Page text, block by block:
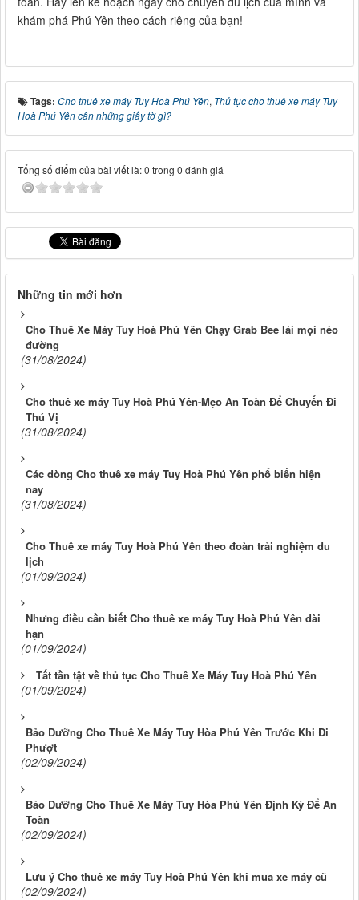
khám phá Phú Yên theo cách riêng của bạn!
Tags: Cho thuê xe máy Tuy Hoà Phú Yên, Thủ tục cho thuê xe máy Tuy
Hoà Phú Yên cần những giấy tờ gì?
Tổng số điểm của bài viết là: 0 trong 0 đánh giá
Những tin mới hơn
Cho Thuê Xe Máy Tuy Hoà Phú Yên Chạy Grab Bee lái mọi nẻo
đường
(31/08/2024)
Cho thuê xe máy Tuy Hoà Phú Yên-Mẹo An Toàn Để Chuyến Đi
Thú Vị
(31/08/2024)
Các dòng Cho thuê xe máy Tuy Hoà Phú Yên phổ biến hiện
nay
(31/08/2024)
Cho Thuê xe máy Tuy Hoà Phú Yên theo đoàn trải nghiệm du
lịch
(01/09/2024)
Nhưng điều cần biết Cho thuê xe máy Tuy Hoà Phú Yên dài
hạn
(01/09/2024)
Tất tần tật về thủ tục Cho Thuê Xe Máy Tuy Hoà Phú Yên
(01/09/2024)
Bảo Dưỡng Cho Thuê Xe Máy Tuy Hòa Phú Yên Trước Khi Đi
Phượt
(02/09/2024)
Bảo Dưỡng Cho Thuê Xe Máy Tuy Hòa Phú Yên Định Kỳ Để An
Toàn
(02/09/2024)
Lưu ý Cho thuê xe máy Tuy Hoà Phú Yên khi mua xe máy cũ
(02/09/2024)